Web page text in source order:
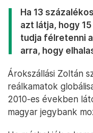
Ha 13
azt látja, hogy
tudja félretenni
arra, hogy
Árokszállási Zoltán
reálkamatok
2010-es években
magyar jegybank